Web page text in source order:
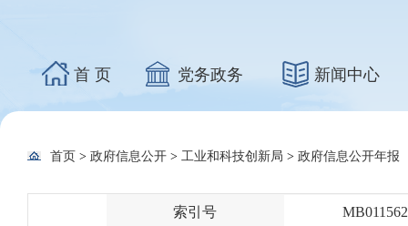
首 页 党务政务 新闻中心
首页 > 政府信息公开 > 工业和科技创新局 > 政府信息公开年报
索引号